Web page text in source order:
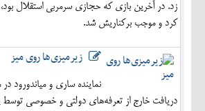
زد. در آخرین بازی که حجازی سرمربی استقلال بود،
کرد و موجب برکناریش شد.
زیرمیزی‌ها روی میز
نماینده ساری و میاندورود
دریافت خارج از تعرفه‌های دولتی و خصوصی توسط